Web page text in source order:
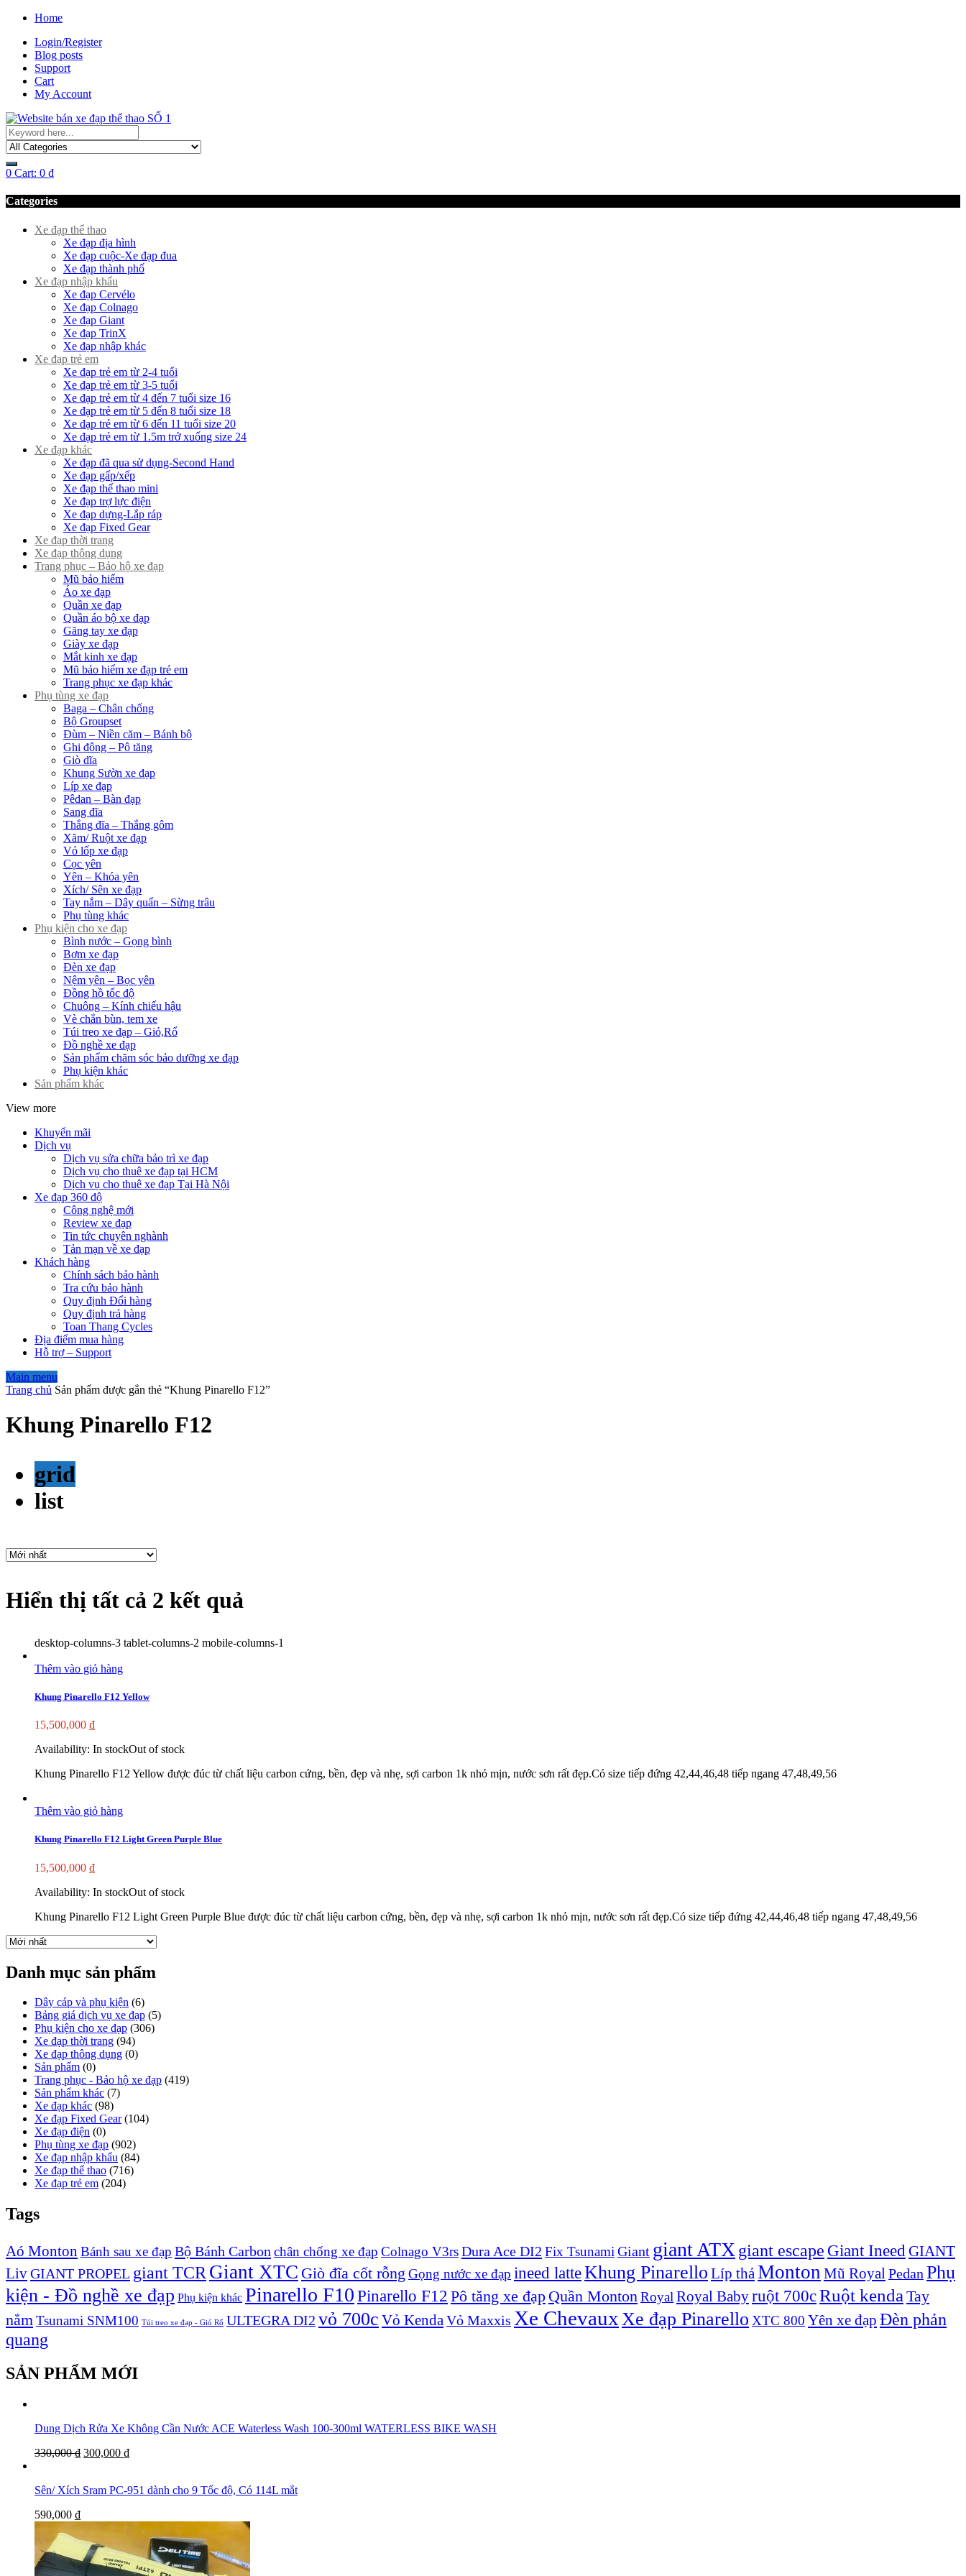
Home
Login/Register
Blog posts
Support
Cart
My Account
0 Cart: 0 ₫
Categories
Xe đạp thể thao
Xe đạp địa hình
Xe đạp cuộc-Xe đạp đua
Xe đạp thành phố
Xe đạp nhập khẩu
Xe đạp Cervélo
Xe đạp Colnago
Xe đạp Giant
Xe đạp TrinX
Xe đạp nhập khác
Xe đạp trẻ em
Xe đạp trẻ em từ 2-4 tuổi
Xe đạp trẻ em từ 3-5 tuổi
Xe đạp trẻ em từ 4 đến 7 tuổi size 16
Xe đạp trẻ em từ 5 đến 8 tuổi size 18
Xe đạp trẻ em từ 6 đến 11 tuổi size 20
Xe đạp trẻ em từ 1.5m trở xuống size 24
Xe đạp khác
Xe đạp đã qua sử dụng-Second Hand
Xe đạp gấp/xếp
Xe đạp thể thao mini
Xe đạp trợ lực điện
Xe đạp dựng-Lắp ráp
Xe đạp Fixed Gear
Xe đạp thời trang
Xe đạp thông dụng
Trang phục – Bảo hộ xe đạp
Mũ bảo hiểm
Áo xe đạp
Quần xe đạp
Quần áo bộ xe đạp
Găng tay xe đạp
Giày xe đạp
Mắt kinh xe đạp
Mũ bảo hiểm xe đạp trẻ em
Trang phục xe đạp khác
Phụ tùng xe đạp
Baga – Chân chống
Bộ Groupset
Đùm – Niền căm – Bánh bộ
Ghi đông – Pô tăng
Giò dĩa
Khung Sườn xe đạp
Líp xe đạp
Pêdan – Bàn đạp
Sang đĩa
Thắng đĩa – Thắng gôm
Xăm/ Ruột xe đạp
Vỏ lốp xe đạp
Cọc yên
Yên – Khóa yên
Xích/ Sên xe đạp
Tay nắm – Dây quấn – Sừng trâu
Phụ tùng khác
Phụ kiện cho xe đạp
Bình nước – Gọng bình
Bơm xe đạp
Đèn xe đạp
Nệm yên – Bọc yên
Đồng hồ tốc độ
Chuông – Kính chiếu hậu
Vè chắn bùn, tem xe
Túi treo xe đạp – Giỏ,Rổ
Đồ nghề xe đạp
Sản phẩm chăm sóc bảo dưỡng xe đạp
Phụ kiện khác
Sản phẩm khác
View more
Khuyến mãi
Dịch vụ
Dịch vụ sửa chữa bảo trì xe đạp
Dịch vụ cho thuê xe đạp tại HCM
Dịch vụ cho thuê xe đạp Tại Hà Nội
Xe đạp 360 độ
Công nghệ mới
Review xe đạp
Tin tức chuyên nghành
Tản mạn về xe đạp
Khách hàng
Chính sách bảo hành
Tra cứu bảo hành
Quy định Đổi hàng
Quy định trả hàng
Toan Thang Cycles
Địa điểm mua hàng
Hỗ trợ – Support
Main menu
Trang chủ Sản phẩm được gắn thẻ “Khung Pinarello F12”
Khung Pinarello F12
grid
list
Hiển thị tất cả 2 kết quả
desktop-columns-3 tablet-columns-2 mobile-columns-1
Thêm vào giỏ hàng
Khung Pinarello F12 Yellow
15,500,000 ₫
Availability: In stockOut of stock
Khung Pinarello F12 Yellow được đúc từ chất liệu carbon cứng, bền, đẹp và nhẹ, sợi carbon 1k nhỏ mịn, nước sơn rất đẹp.Có size tiếp đứng 42,44,46,48 tiếp ngang 47,48,49,56
Thêm vào giỏ hàng
Khung Pinarello F12 Light Green Purple Blue
15,500,000 ₫
Availability: In stockOut of stock
Khung Pinarello F12 Light Green Purple Blue được đúc từ chất liệu carbon cứng, bền, đẹp và nhẹ, sợi carbon 1k nhỏ mịn, nước sơn rất đẹp.Có size tiếp đứng 42,44,46,48 tiếp ngang 47,48,49,56
Danh mục sản phẩm
Dây cáp và phụ kiện (6)
Bảng giá dịch vụ xe đạp (5)
Phụ kiện cho xe đạp (306)
Xe đạp thời trang (94)
Xe đạp thông dụng (0)
Sản phẩm (0)
Trang phục - Bảo hộ xe đạp (419)
Sản phẩm khác (7)
Xe đạp khác (98)
Xe đạp Fixed Gear (104)
Xe đạp điện (0)
Phụ tùng xe đạp (902)
Xe đạp nhập khẩu (84)
Xe đạp thể thao (716)
Xe đạp trẻ em (204)
Tags
Aó Monton Bánh sau xe đạp Bộ Bánh Carbon chân chống xe đạp Colnago V3rsDura Ace DI2 Fix TsunamiGiant giant ATXgiant escape Giant IneedGIANT
LivGIANT PROPEL giant TCRGiant XTC Giò đĩa cốt rỗng Gọng nước xe đạp ineed latteKhung Pinarello Líp thảMonton Mũ Royal Pedan Phụ
kiện - Đồ nghề xe đạp Phụ kiện khác Pinarello F10Pinarello F12 Pô tăng xe đạp Quần MontonRoyalRoyal Babyruột 700cRuột kendaTay
nắmTsunami SNM100 Túi treo xe đạp - Giỏ Rổ ULTEGRA DI2 vỏ 700c Vỏ KendaVỏ Maxxis Xe ChevauxXe đạp Pinarello XTC 800 Yên xe đạp Đèn phản
quang
SẢN PHẨM MỚI
Dung Dịch Rửa Xe Không Cần Nước ACE Waterless Wash 100-300ml WATERLESS BIKE WASH
330,000₫ 300,000 ₫
Sên/ Xích Sram PC-951 dành cho 9 Tốc độ, Có 114L mắt
590,000 ₫